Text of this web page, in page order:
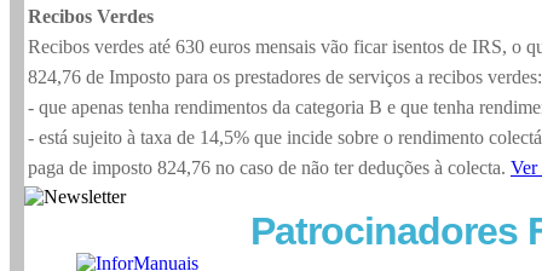
Recibos Verdes
Recibos verdes até 630 euros mensais vão ficar isentos de IRS, o
824,76 de Imposto para os prestadores de serviços a recibos verdes:
- que apenas tenha rendimentos da categoria B e que tenha
- está sujeito à taxa de 14,5% que incide sobre o rendimento
paga de imposto 824,76 no caso de não ter deduções à colecta. Ver
Patrocinadores